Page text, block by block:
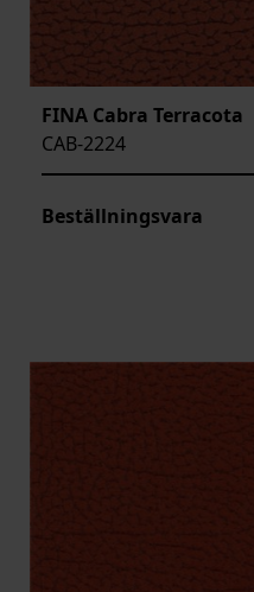
FINA Cabra Terracota
CAB-2224
Beställningsvara